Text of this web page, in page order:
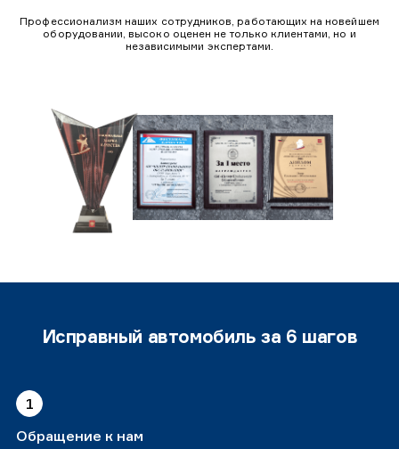
Профессионализм наших сотрудников, работающих на новейшем
оборудовании, высоко оценен не только клиентами, но и
независимыми экспертами.
Исправный автомобиль за 6 шагов
1
Обращение к нам